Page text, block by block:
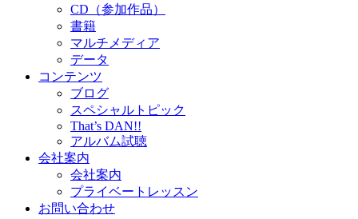
CD（参加作品）
書籍
マルチメディア
データ
コンテンツ
ブログ
スペシャルトピック
That’s DAN!!
アルバム試聴
会社案内
会社案内
プライベートレッスン
お問い合わせ